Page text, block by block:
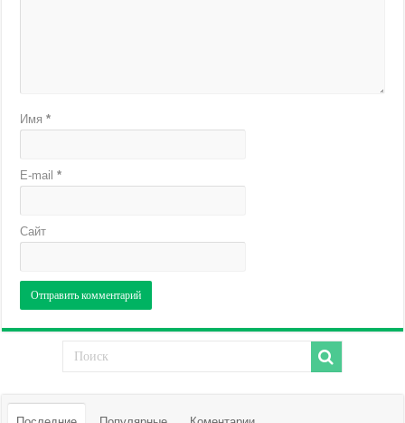
Имя*
E-mail*
Сайт